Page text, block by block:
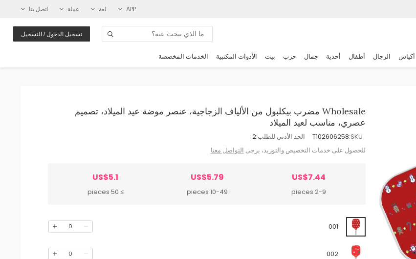
APP لغة عملة اتصل بنا
تسجيل الدخول / التسجيل
أكياس الرجال أطفال أحذية جمال حزب بيت الأدوات المكتبية الخدمات المخصصة
Wholesale مضرب بيكلبول من الألياف الزجاجية، عنصر موضة عيد الميلاد، تصميم
عصري، مناسب لعيد الميلاد
SKU:
T102606258 الحد الأدنى للطلب:2
للحصول على خدمات التخصيص والتوريد، يرجى التواصل معنا
US$7.44
2-9 pieces
US$5.79
10-49 pieces
US$5.1
≥ 50 pieces
001
0
002
0